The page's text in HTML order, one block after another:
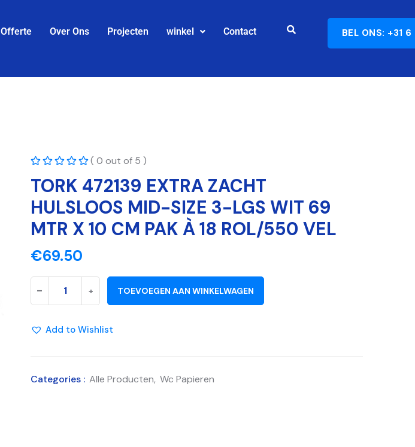
Offerte Over Ons Projecten winkel Contact BEL ONS: +31
( 0 out of 5 )
TORK 472139 EXTRA ZACHT
HULSLOOS MID-SIZE 3-LGS WIT 69
MTR X 10 CM PAK À 18 ROL/550 VEL
€69.50
- + TOEVOEGEN AAN WINKELWAGEN
Add to Wishlist
Categories : Alle Producten, Wc Papieren